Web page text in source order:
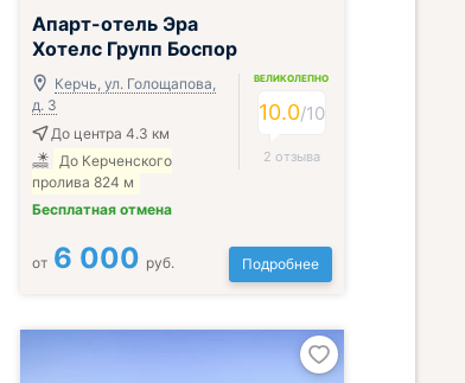
Апарт-отель Эра
Хотелс Групп Боспор
Керчь, ул. Голощапова,
д. 3
До центра 4.3 км
До Керченского
пролива 824 м
Бесплатная отмена
ВЕЛИКОЛЕПНО
10.0/10
2 отзыва
от 6 000 руб. Подробнее